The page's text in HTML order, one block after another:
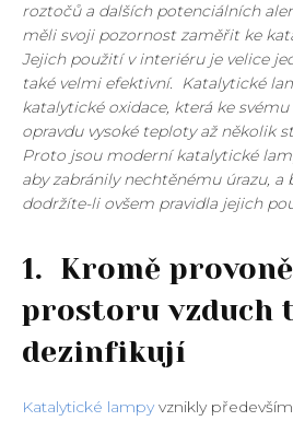
roztočů a dalších potenciálních
měli svoji pozornost zaměřit ke
Jejich použití v interiéru je velice
také velmi efektivní. Katalytické
katalytické oxidace, která ke
opravdu vysoké teploty až několik
Proto jsou moderní katalytické
aby zabránily nechtěnému úrazu, a
dodržíte-li ovšem pravidla jejich
1. Kromě
prostoru vzduch
dezinfikují
Katalytické lampy vznikly